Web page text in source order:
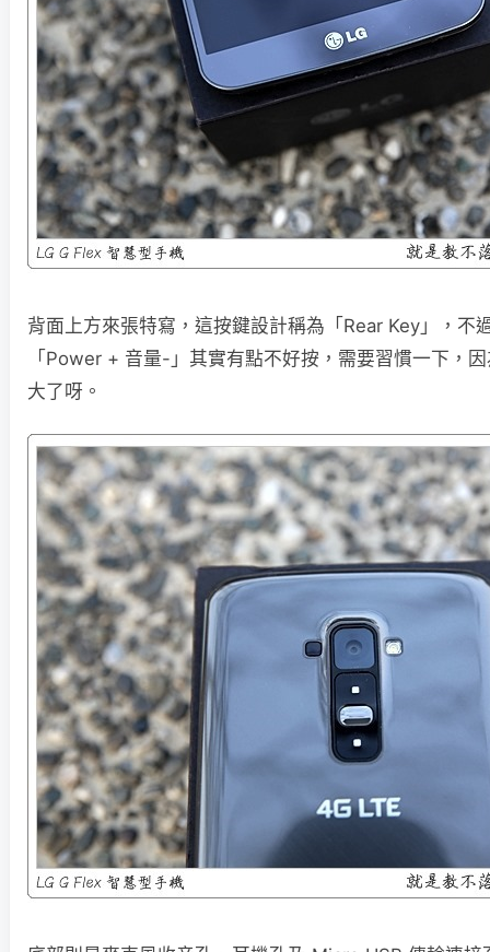
背面上方來張特寫，這按鍵設計稱為「Rear Key」，不
「Power + 音量-」其實有點不好按，需要習慣一下，
大了呀。